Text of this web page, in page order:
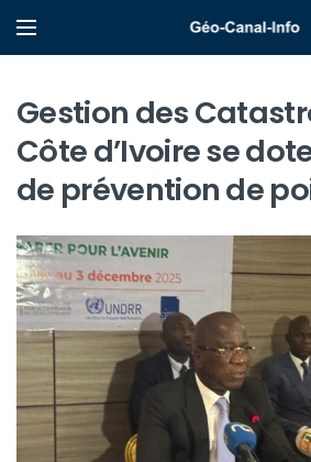
Gestion des
Côte d’Ivoire se
de prévention de